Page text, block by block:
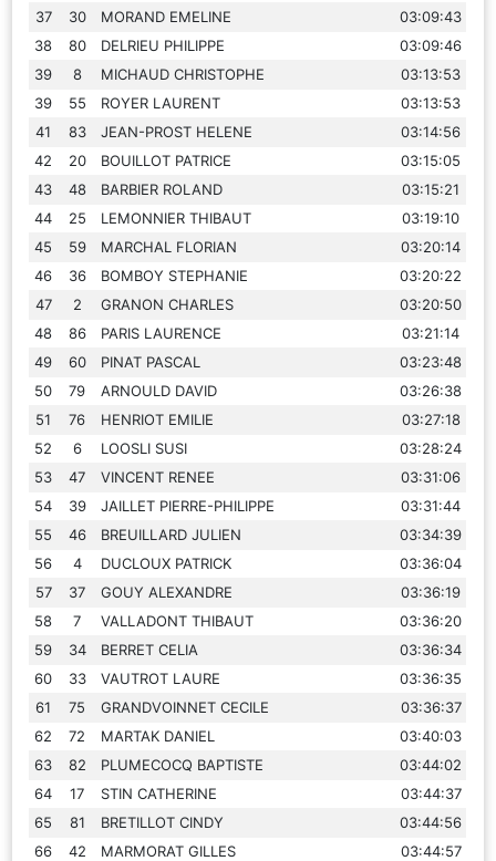
37
30 MORAND EMELINE
03:09:43
38
80 DELRIEU PHILIPPE
03:09:46
39
8 MICHAUD CHRISTOPHE
03:13:53
39
55 ROYER LAURENT
03:13:53
41
83 JEAN-PROST HELENE
03:14:56
42
20 BOUILLOT PATRICE
03:15:05
43
48 BARBIER ROLAND
03:15:21
44
25 LEMONNIER THIBAUT
03:19:10
45
59 MARCHAL FLORIAN
03:20:14
46
36 BOMBOY STEPHANIE
03:20:22
47
2 GRANON CHARLES
03:20:50
48
86 PARIS LAURENCE
03:21:14
49
60 PINAT PASCAL
03:23:48
50
79 ARNOULD DAVID
03:26:38
51
76 HENRIOT EMILIE
03:27:18
52
6 LOOSLI SUSI
03:28:24
53
47 VINCENT RENEE
03:31:06
54
39 JAILLET PIERRE-PHILIPPE
03:31:44
55
46 BREUILLARD JULIEN
03:34:39
56
4 DUCLOUX PATRICK
03:36:04
57
37 GOUY ALEXANDRE
03:36:19
58
7 VALLADONT THIBAUT
03:36:20
59
34 BERRET CELIA
03:36:34
60
33 VAUTROT LAURE
03:36:35
61
75 GRANDVOINNET CECILE
03:36:37
62
72 MARTAK DANIEL
03:40:03
63
82 PLUMECOCQ BAPTISTE
03:44:02
64
17 STIN CATHERINE
03:44:37
65
81 BRETILLOT CINDY
03:44:56
66
42 MARMORAT GILLES
03:44:57